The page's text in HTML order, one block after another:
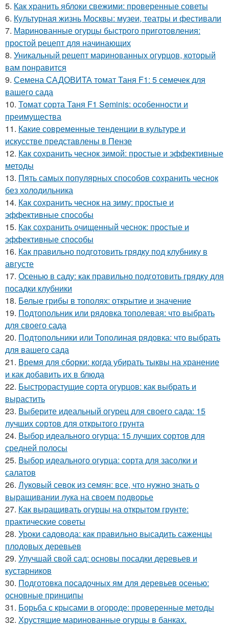
5. Как хранить яблоки свежими: проверенные советы
6. Культурная жизнь Москвы: музеи, театры и фестивали
7. Маринованные огурцы быстрого приготовления:
простой рецепт для начинающих
8. Уникальный рецепт маринованных огурцов, который
вам понравится
9. Семена САДОВИТА томат Таня F1: 5 семечек для
вашего сада
10. Томат сорта Таня F1 Seminis: особенности и
преимущества
11. Какие современные тенденции в культуре и
искусстве представлены в Пензе
12. Как сохранить чеснок зимой: простые и эффективные
методы
13. Пять самых популярных способов сохранить чеснок
без холодильника
14. Как сохранить чеснок на зиму: простые и
эффективные способы
15. Как сохранить очищенный чеснок: простые и
эффективные способы
16. Как правильно подготовить грядку под клубнику в
августе
17. Осенью в саду: как правильно подготовить грядку для
посадки клубники
18. Белые грибы в тополях: открытие и значение
19. Подтопольник или рядовка тополевая: что выбрать
для своего сада
20. Подтопольники или Тополиная рядовка: что выбрать
для вашего сада
21. Время для сборки: когда убирать тыквы на хранение
и как добавить их в блюда
22. Быстрорастущие сорта огурцов: как выбрать и
вырастить
23. Выберите идеальный огурец для своего сада: 15
лучших сортов для открытого грунта
24. Выбор идеального огурца: 15 лучших сортов для
средней полосы
25. Выбор идеального огурца: сорта для засолки и
салатов
26. Луковый севок из семян: все, что нужно знать о
выращивании лука на своем подворье
27. Как выращивать огурцы на открытом грунте:
практические советы
28. Уроки садовода: как правильно высадить саженцы
плодовых деревьев
29. Улучшай свой сад: основы посадки деревьев и
кустарников
30. Подготовка посадочных ям для деревьев осенью:
основные принципы
31. Борьба с крысами в огороде: проверенные методы
32. Хрустящие маринованные огурцы в банках.